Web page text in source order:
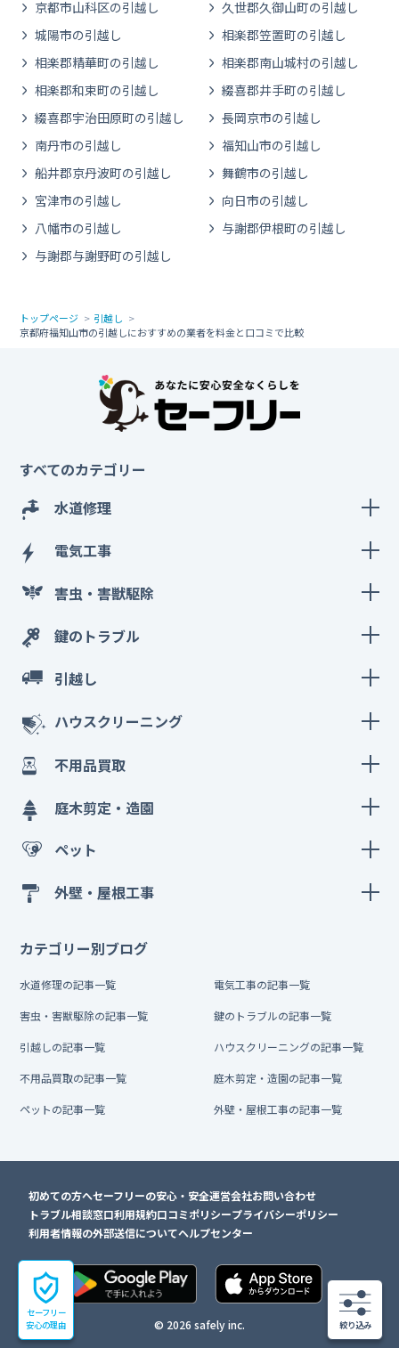
絞り込み
京都市山科区の引越し
久世郡久御山町の引越し
城陽市の引越し
相楽郡笠置町の引越し
相楽郡精華町の引越し
相楽郡南山城村の引越し
相楽郡和束町の引越し
綴喜郡井手町の引越し
綴喜郡宇治田原町の引越し
長岡京市の引越し
南丹市の引越し
福知山市の引越し
船井郡京丹波町の引越し
舞鶴市の引越し
宮津市の引越し
向日市の引越し
八幡市の引越し
与謝郡伊根町の引越し
与謝郡与謝野町の引越し
トップページ
引越し
京都府福知山市の引越しにおすすめの業者を料金と口コミで比較
セーフリー
安心の理由
すべてのカテゴリー
水道修理
電気工事
害虫・害獣駆除
鍵のトラブル
引越し
ハウスクリーニング
不用品買取
庭木剪定・造園
ペット
外壁・屋根工事
カテゴリー別ブログ
水道修理の記事一覧 電気工事の記事一覧
害虫・害獣駆除の記事一覧 鍵のトラブルの記事一覧
引越しの記事一覧 ハウスクリーニングの記事一覧
不用品買取の記事一覧 庭木剪定・造園の記事一覧
ペットの記事一覧 外壁・屋根工事の記事一覧
初めての方へセーフリーの安心・安全運営会社お問い合わせ
トラブル相談窓口利用規約口コミポリシープライバシーポリシー
利用者情報の外部送信についてヘルプセンター
© 2026 safely inc.